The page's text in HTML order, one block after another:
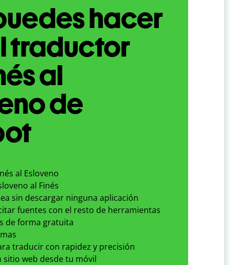
hacer
traductor
al
de
al Esloveno
al Finés
sin descargar ninguna aplicación
fuentes con el resto de herramientas
de forma gratuita
traducir con rapidez y precisión
sitio web desde tu móvil